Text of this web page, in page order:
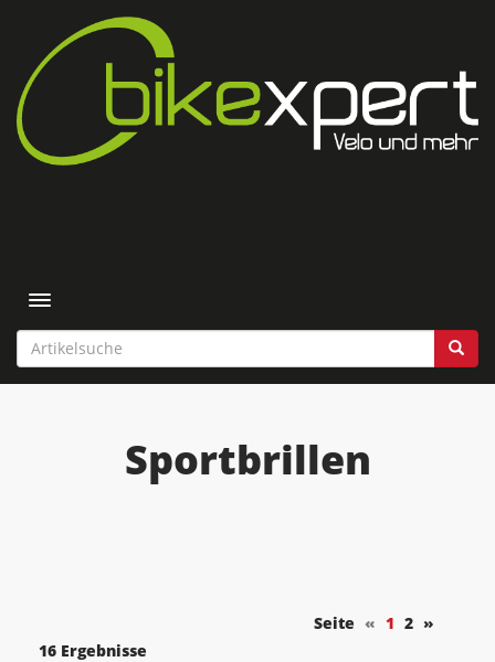
Toggle navigation
Sportbrillen
Seite « 1 2 »
16 Ergebnisse